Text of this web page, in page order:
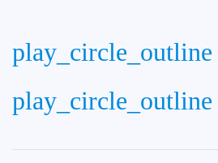
play_circle_outline
play_circle_outline